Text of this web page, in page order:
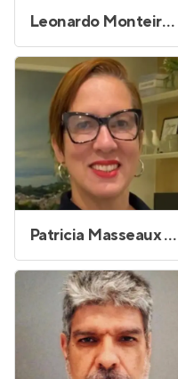
Leonardo Monteiro Barbosa
Patricia Masseaux Vidal